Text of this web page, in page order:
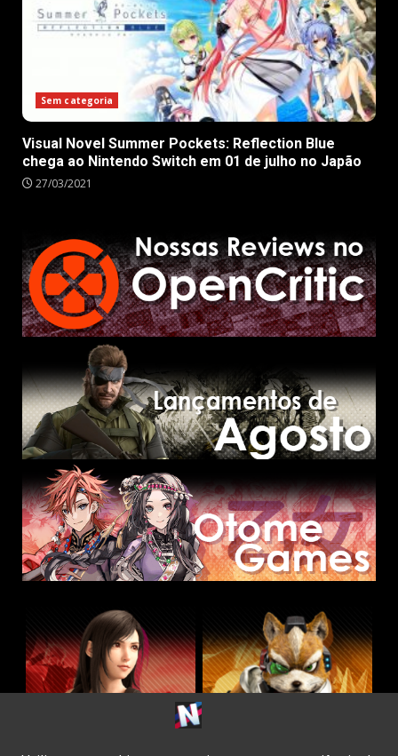
Sem categoria
Visual Novel Summer Pockets: Reflection Blue
chega ao Nintendo Switch em 01 de julho no Japão
27/03/2021